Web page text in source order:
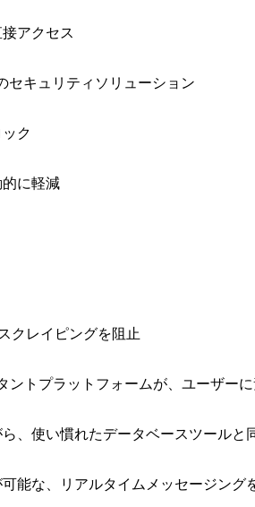
アクセス
セキュリティソリューション
ク
に軽減
クレイピングを阻止
トプラットフォームが、ユーザー
、使い慣れたデータベースツールと
能な、リアルタイムメッセージング